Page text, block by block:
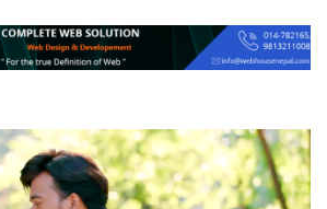
नेपालगञ्जमा पर्खाल भत्किँदा दुई मजदुरको मृत्यु